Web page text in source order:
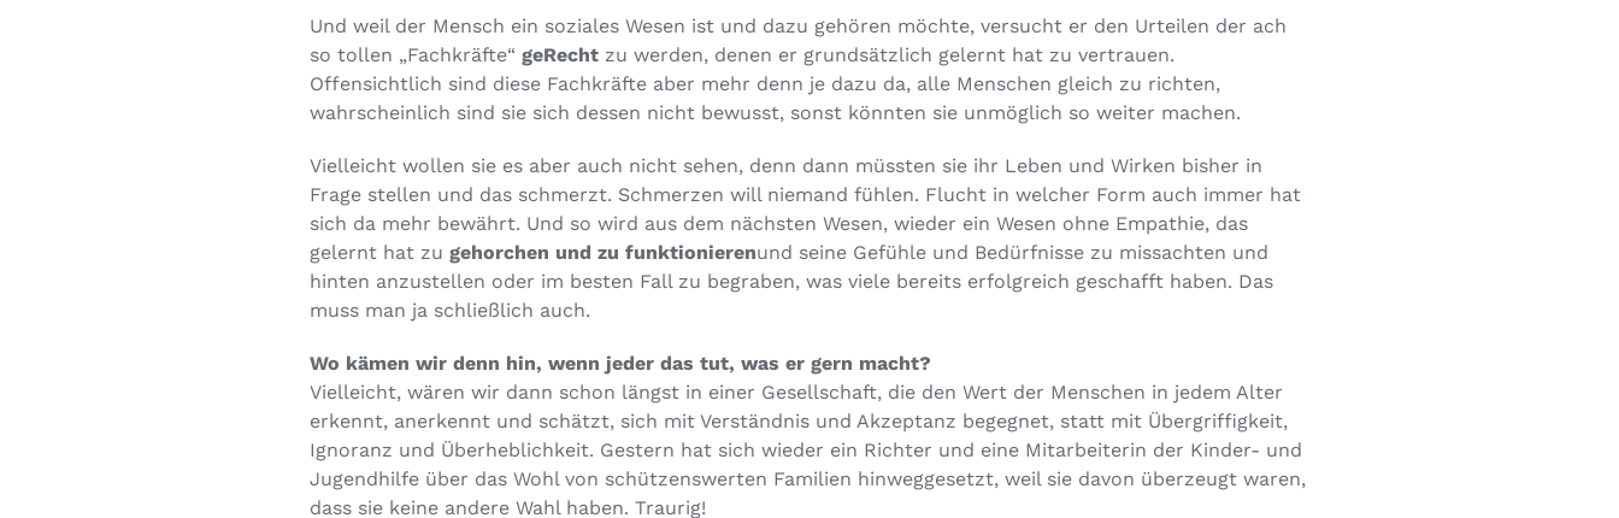
Und weil der Mensch ein soziales Wesen ist und dazu gehören möchte, versucht er den Urteilen der ach
so tollen „Fachkräfte“geRecht zu werden, denen er grundsätzlich gelernt hat zu vertrauen.
Offensichtlich sind diese Fachkräfte aber mehr denn je dazu da, alle Menschen gleich zu richten,
wahrscheinlich sind sie sich dessen nicht bewusst, sonst könnten sie unmöglich so weiter machen.
Vielleicht wollen sie es aber auch nicht sehen, denn dann müssten sie ihr Leben und Wirken bisher in
Frage stellen und das schmerzt. Schmerzen will niemand fühlen. Flucht in welcher Form auch immer hat
sich da mehr bewährt. Und so wird aus dem nächsten Wesen, wieder ein Wesen ohne Empathie, das
gelernt hat zugehorchen und zu funktionierenund seine Gefühle und Bedürfnisse zu missachten und
hinten anzustellen oder im besten Fall zu begraben, was viele bereits erfolgreich geschafft haben. Das
muss man ja schließlich auch.
Wo kämen wir denn hin, wenn jeder das tut, was er gern macht?
Vielleicht, wären wir dann schon längst in einer Gesellschaft, die den Wert der Menschen in jedem Alter
erkennt, anerkennt und schätzt, sich mit Verständnis und Akzeptanz begegnet, statt mit Übergriffigkeit,
Ignoranz und Überheblichkeit. Gestern hat sich wieder ein Richter und eine Mitarbeiterin der Kinder- und
Jugendhilfe über das Wohl von schützenswerten Familien hinweggesetzt, weil sie davon überzeugt waren,
dass sie keine andere Wahl haben. Traurig!